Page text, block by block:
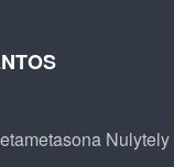
Nulytely